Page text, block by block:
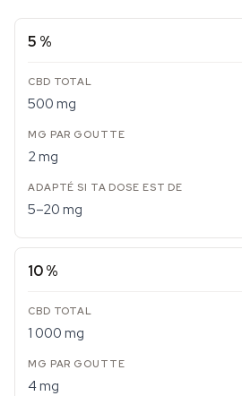
5 %
500 mg
2 mg
5–20 mg
10 %
1 000 mg
4 mg